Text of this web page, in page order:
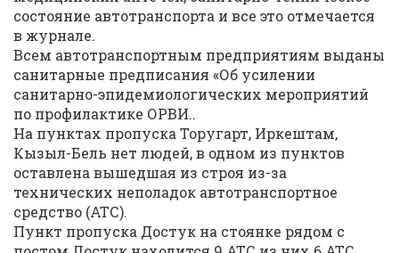
состояние автотранспорта и все это отмечается
в журнале.
Всем автотранспортным предприятиям выданы
санитарные предписания «Об усилении
санитарно-эпидемиологических мероприятий
по профилактике ОРВИ..
На пунктах пропуска Торугарт, Иркештам,
Кызыл-Бель нет людей, в одном из пунктов
оставлена вышедшая из строя из-за
технических неполадок автотранспортное
средство (АТС).
Пункт пропуска Достук на стоянке рядом с